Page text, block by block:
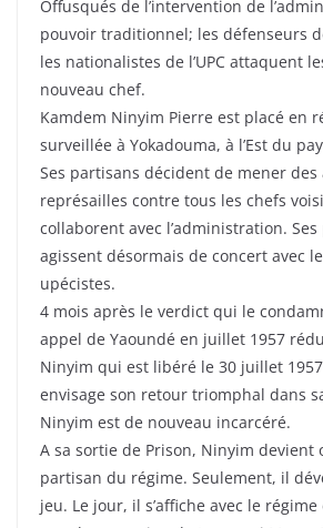
Offusqués de l’intervention de
pouvoir traditionnel; les défenseurs
les nationalistes de l’UPC attaquent
nouveau chef.
Kamdem Ninyim Pierre est placé en
surveillée à Yokadouma, à l’Est du
Ses partisans décident de mener des
représailles contre tous les chefs
collaborent avec l’administration.
agissent désormais de concert avec
upécistes.
4 mois après le verdict qui le
appel de Yaoundé en juillet 1957
Ninyim qui est libéré le 30 juillet
envisage son retour triomphal dans
Ninyim est de nouveau incarcéré.
A sa sortie de Prison, Ninyim devient
partisan du régime. Seulement, il
jeu. Le jour, il s’affiche avec le